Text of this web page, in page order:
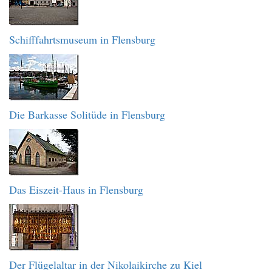
Schifffahrtsmuseum in Flensburg
Die Barkasse Solitüde in Flensburg
Das Eiszeit-Haus in Flensburg
Der Flügelaltar in der Nikolaikirche zu Kiel